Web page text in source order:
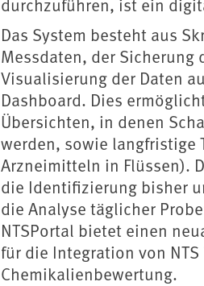
Das System besteht aus
Messdaten, der Sicherung
Visualisierung der Daten
Dashboard. Dies
Übersichten, in denen
werden, sowie langfristige
Arzneimitteln in Flüssen).
die Identifizierung bisher
die Analyse täglicher
NTSPortal bietet einen
für die Integration von
Chemikalienbewertung.